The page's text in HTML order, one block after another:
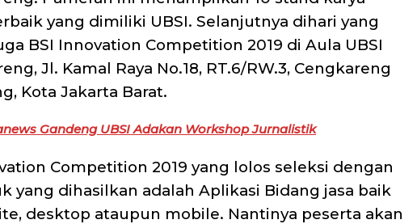
yang dimiliki UBSI. Selanjutnya dihari yang
BSI Innovation Competition 2019 di Aula UBSI
Jl. Kamal Raya No.18, RT.6/RW.3, Cengkareng
Kota Jakarta Barat.
Gandeng UBSI Adakan Workshop Jurnalistik
Competition 2019 yang lolos seleksi dengan
yang dihasilkan adalah Aplikasi Bidang jasa baik
desktop ataupun mobile. Nantinya peserta akan